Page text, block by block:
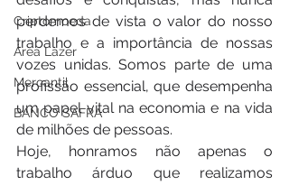
Criptomoeda
Área Lazer
Mercantil
BANCO SAFRA
perdemos de vista o valor do nosso
trabalho e a importância de nossas
vozes unidas. Somos parte de uma
profissão essencial, que desempenha
um papel vital na economia e na vida
de milhões de pessoas.
Hoje, honramos não apenas o
trabalho árduo que realizamos